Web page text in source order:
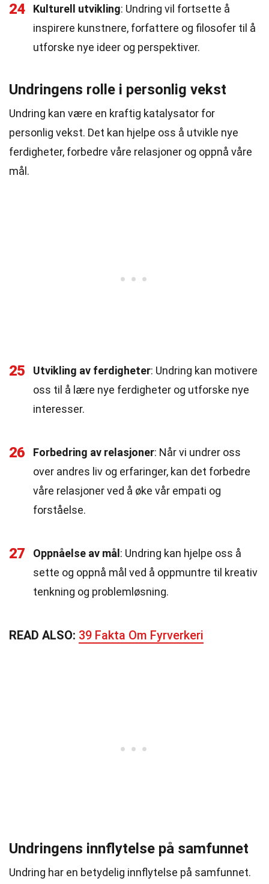
24 Kulturell utvikling: Undring vil fortsette å
inspirere kunstnere, forfattere og filosofer til å
utforske nye ideer og perspektiver.
Undringens rolle i personlig vekst
Undring kan være en kraftig katalysator for
personlig vekst. Det kan hjelpe oss å utvikle nye
ferdigheter, forbedre våre relasjoner og oppnå våre
mål.
25 Utvikling av ferdigheter: Undring kan motivere
oss til å lære nye ferdigheter og utforske nye
interesser.
26 Forbedring av relasjoner: Når vi undrer oss
over andres liv og erfaringer, kan det forbedre
våre relasjoner ved å øke vår empati og
forståelse.
27 Oppnåelse av mål : Undring kan hjelpe oss å
sette og oppnå mål ved å oppmuntre til kreativ
tenkning og problemløsning.
READ ALSO: 39 Fakta Om Fyrverkeri
Undringens innflytelse på samfunnet
Undring har en betydelig innflytelse på samfunnet.